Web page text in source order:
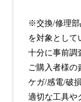
※交換/修理部
を対象として
十分に事前調
ご購入者様の
ケガ/感電/破
適切な工具や